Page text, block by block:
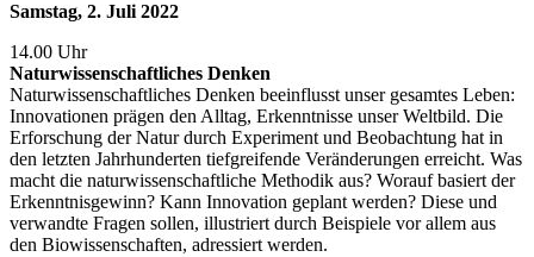
Samstag, 2. Juli 2022
14.00 Uhr
Naturwissenschaftliches Denken
Naturwissenschaftliches Denken beeinflusst unser gesamtes Leben:
Innovationen prägen den Alltag, Erkenntnisse unser Weltbild. Die
Erforschung der Natur durch Experiment und Beobachtung hat in
den letzten Jahrhunderten tiefgreifende Veränderungen erreicht. Was
macht die naturwissenschaftliche Methodik aus? Worauf basiert der
Erkenntnisgewinn? Kann Innovation geplant werden? Diese und
verwandte Fragen sollen, illustriert durch Beispiele vor allem aus
den Biowissenschaften, adressiert werden.